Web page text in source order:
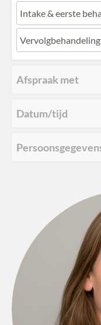
Intake & eerste
Vervolgbehandeling
Afspraak met
Datum/tijd